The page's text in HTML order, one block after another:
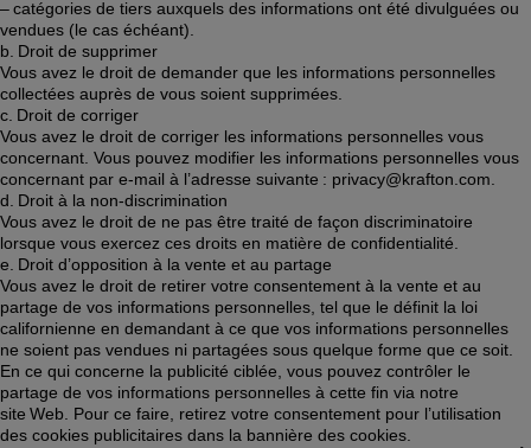
– catégories de tiers auxquels des informations ont été divulguées ou
vendues (le cas échéant).
b. Droit de supprimer
Vous avez le droit de demander que les informations personnelles
collectées auprès de vous soient supprimées.
c. Droit de corriger
Vous avez le droit de corriger les informations personnelles vous
concernant. Vous pouvez modifier les informations personnelles vous
concernant par e-mail à l’adresse suivante : privacy@krafton.com.
d. Droit à la non-discrimination
Vous avez le droit de ne pas être traité de façon discriminatoire
lorsque vous exercez ces droits en matière de confidentialité.
e. Droit d’opposition à la vente et au partage
Vous avez le droit de retirer votre consentement à la vente et au
partage de vos informations personnelles, tel que le définit la loi
californienne en demandant à ce que vos informations personnelles
ne soient pas vendues ni partagées sous quelque forme que ce soit.
En ce qui concerne la publicité ciblée, vous pouvez contrôler le
partage de vos informations personnelles à cette fin via notre
site Web. Pour ce faire, retirez votre consentement pour l’utilisation
des cookies publicitaires dans la bannière des cookies.